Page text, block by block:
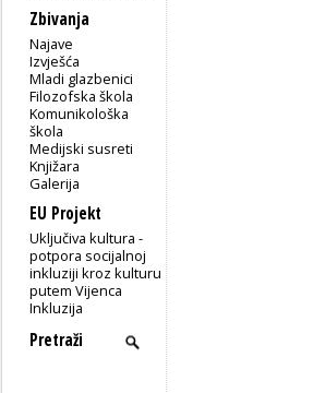
Zbivanja
Najave
Izvješća
Mladi glazbenici
Filozofska škola
Komunikološka
škola
Medijski susreti
Knjižara
Galerija
EU Projekt
Uključiva kultura -
potpora socijalnoj
inkluziji kroz kulturu
putem Vijenca
Inkluzija